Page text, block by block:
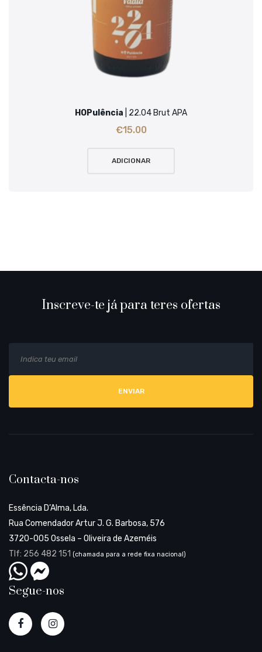
HOPulência | 22.04 Brut APA
€15.00
ADICIONAR
Inscreve-te já para teres ofertas
i
Contacta-nos
Essência D’Alma, Lda.
Rua Comendador Artur J. G. Barbosa, 576
3720-005 Ossela – Oliveira de Azeméis
Tlf: 256 482 151 (chamada para a rede fixa nacional)
Segue-nos